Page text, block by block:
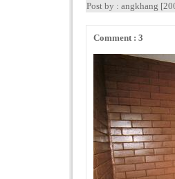
Post by : angkhang
Comment : 3